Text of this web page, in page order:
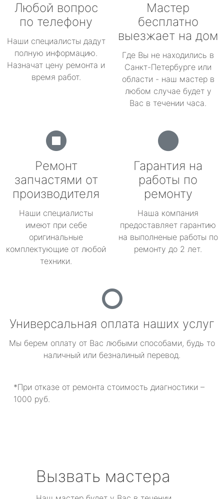
Любой вопрос
по телефону
Наши специалисты дадут
полную информацию.
Назначат цену ремонта и
время работ.
Мастер
бесплатно
выезжает на дом
Где Вы не находились в
Санкт-Петербурге или
области - наш мастер в
любом случае будет у
Вас в течении часа.
Ремонт
запчастями от
производителя
Наши специалисты
имеют при себе
оригинальные
комплектующие от любой
техники.
Гарантия на
работы по
ремонту
Наша компания
предоставляет гарантию
на выполненые работы по
ремонту до 2 лет.
Универсальная оплата наших услуг
Мы берем оплату от Вас любыми способами, будь то
наличный или безналиный перевод.
*При отказе от ремонта стоимость диагностики –
1000 руб.
Вызвать мастера